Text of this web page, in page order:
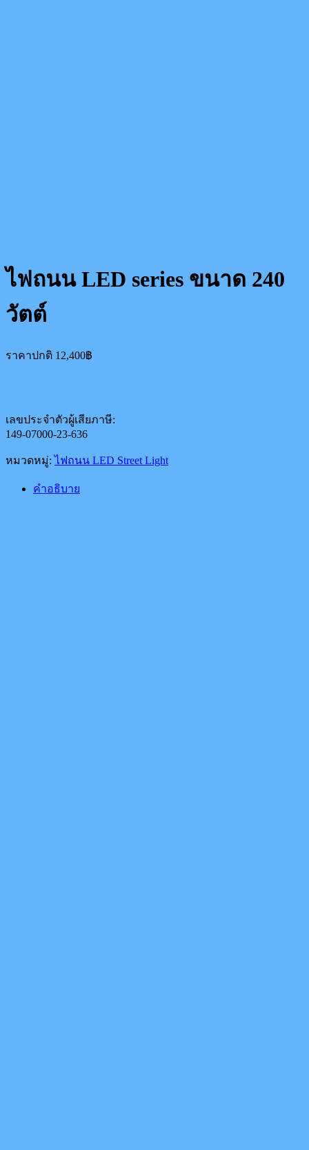
ไฟถนน LED series ขนาด 240
วัตต์
ราคาปกติ 12,400฿
เลขประจำตัวผู้เสียภาษี:
149-07000-23-636
หมวดหมู่:ไฟถนน LED Street Light
คำอธิบาย